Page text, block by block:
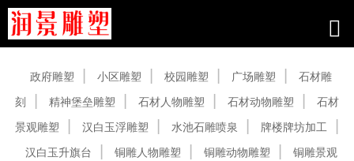
政府雕塑 小区雕塑 校园雕塑 广场雕塑
石材雕
刻
精神堡垒雕塑 石材人物雕塑 石材动物雕塑
石材
景观雕塑
汉白玉浮雕塑 水池石雕喷泉
牌楼牌坊加工
汉白玉升旗台
铜雕人物雕塑 铜雕动物雕塑
铜雕景观